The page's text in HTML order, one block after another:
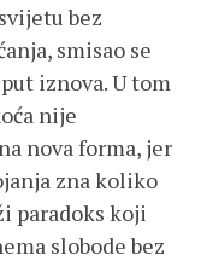
bez
smisao se
iznova. U tom
nije
nova forma, jer
zna koliko
paradoks koji
slobode bez